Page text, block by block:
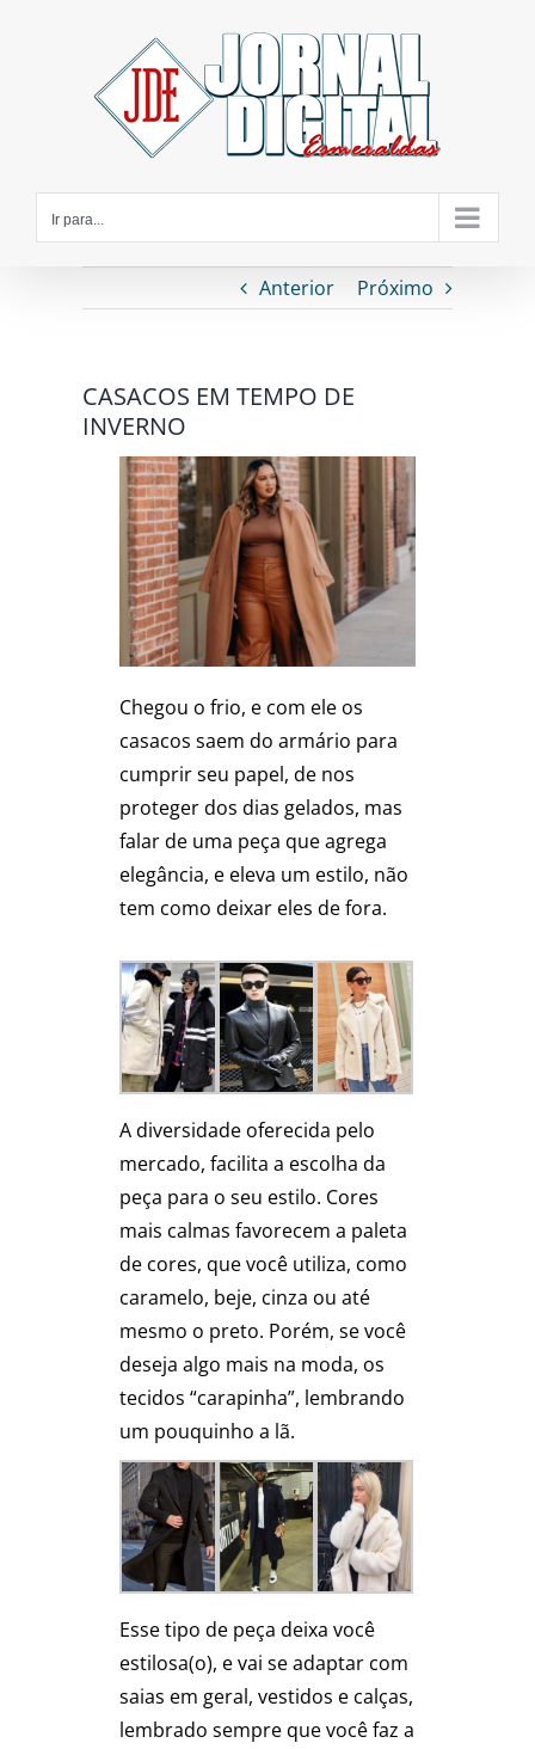
Ir para...
Anterior Próximo
CASACOS EM TEMPO DE
INVERNO
Chegou o frio, e com ele os
casacos saem do armário para
cumprir seu papel, de nos
proteger dos dias gelados, mas
falar de uma peça que agrega
elegância, e eleva um estilo, não
tem como deixar eles de fora.
A diversidade oferecida pelo
mercado, facilita a escolha da
peça para o seu estilo. Cores
mais calmas favorecem a paleta
de cores, que você utiliza, como
caramelo, beje, cinza ou até
mesmo o preto. Porém, se você
deseja algo mais na moda, os
tecidos “carapinha”, lembrando
um pouquinho a lã.
Esse tipo de peça deixa você
estilosa(o), e vai se adaptar com
saias em geral, vestidos e calças,
lembrado sempre que você faz a